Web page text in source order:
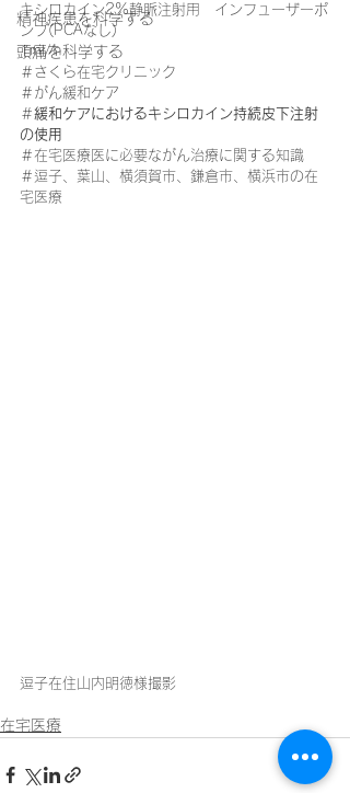
精神疾患を科学する
頭痛を科学する
キシロカイン2%静脈注射用　インフューザーポ
ンプ(PCAなし)
1ml/ｈ
＃さくら在宅クリニック
＃がん緩和ケア
＃緩和ケアにおけるキシロカイン持続皮下注射
の使用
＃在宅医療医に必要ながん治療に関する知識
＃逗子、葉山、横須賀市、鎌倉市、横浜市の在
宅医療
逗子在住山内明徳様撮影
在宅医療